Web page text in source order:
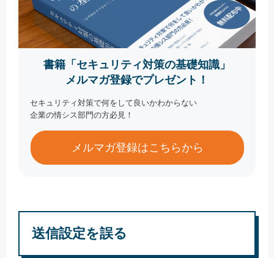
書籍「セキュリティ対策の基礎知識」
メルマガ登録でプレゼント！
セキュリティ対策で何をして良いかわからない
企業の情シス部門の方必見！
メルマガ登録はこちらから
送信設定を誤る